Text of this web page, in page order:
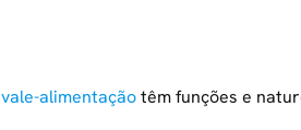
vale-alimentaçãotêm funções e